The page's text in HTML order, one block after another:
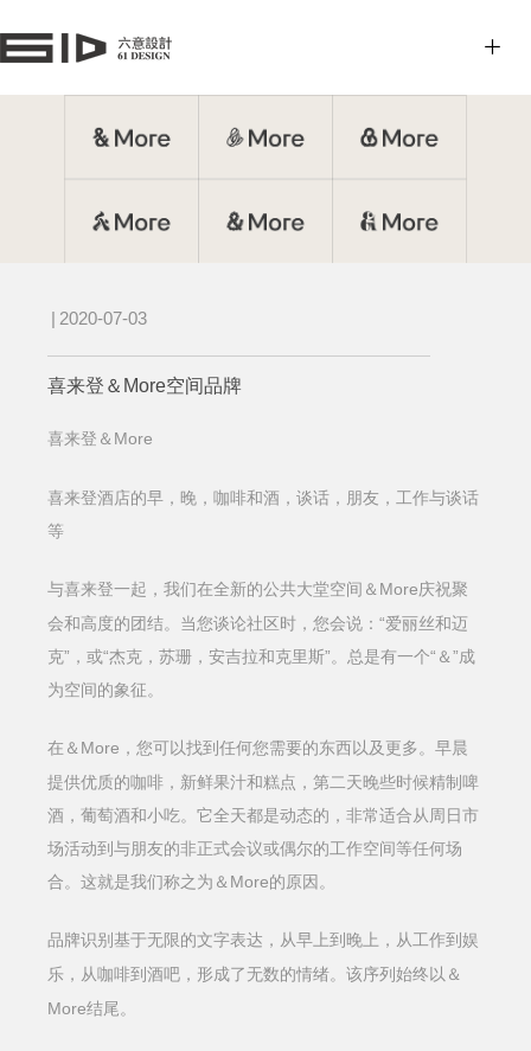
| 2020-07-03
喜来登＆More空间品牌
喜来登＆ More
喜来登酒店的早，晚，咖啡和酒，谈话，朋友，工作与谈话
等
与喜来登一起，我们在全新的公共大堂空间＆ More庆祝聚
会和高度的团结。当您谈论社区时，您会说：“爱丽丝和迈
克”，或“杰克，苏珊，安吉拉和克里斯”。总是有一个“＆”成
为空间的象征。
在＆ More，您可以找到任何您需要的东西以及更多。早晨
提供优质的咖啡，新鲜果汁和糕点，第二天晚些时候精制啤
酒，葡萄酒和小吃。它全天都是动态的，非常适合从周日市
场活动到与朋友的非正式会议或偶尔的工作空间等任何场
合。这就是我们称之为＆More的原因。
品牌识别基于无限的文字表达，从早上到晚上，从工作到娱
乐，从咖啡到酒吧，形成了无数的情绪。该序列始终以＆
More结尾。